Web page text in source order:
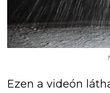
Ezen a videón